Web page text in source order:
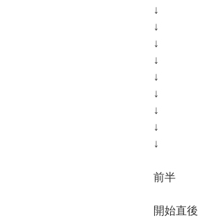
↓
↓
↓
↓
↓
↓
↓
↓
↓
前半
開始直後